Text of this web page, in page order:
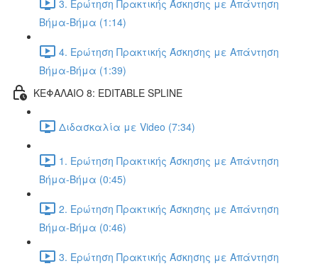
3. Ερώτηση Πρακτικής Άσκησης με Απάντηση
Βήμα-Βήμα (1:14)
4. Ερώτηση Πρακτικής Άσκησης με Απάντηση
Βήμα-Βήμα (1:39)
ΚΕΦΑΛΑΙΟ 8: EDITABLE SPLINE
Διδασκαλία με Video (7:34)
1. Ερώτηση Πρακτικής Άσκησης με Απάντηση
Βήμα-Βήμα (0:45)
2. Ερώτηση Πρακτικής Άσκησης με Απάντηση
Βήμα-Βήμα (0:46)
3. Ερώτηση Πρακτικής Άσκησης με Απάντηση